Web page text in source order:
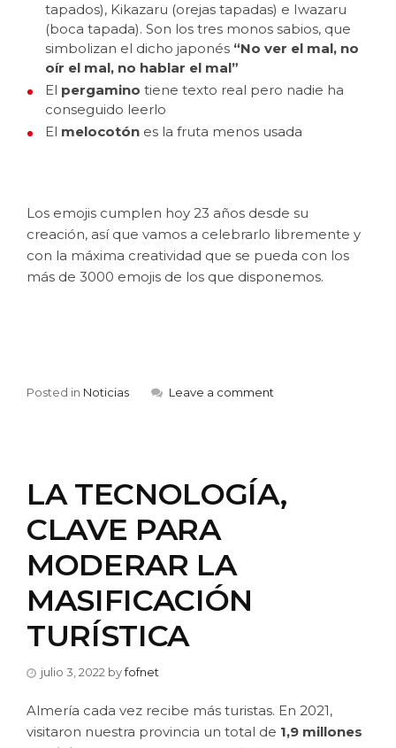
tapados), Kikazaru (orejas tapadas) e Iwazaru
(boca tapada). Son los tres monos sabios, que
simbolizan el dicho japonés “No ver el mal, no
oír el mal, no hablar el mal”
El pergamino tiene texto real pero nadie ha
conseguido leerlo
El melocotón es la fruta menos usada
Los emojis cumplen hoy 23 años desde su
creación, así que vamos a celebrarlo libremente y
con la máxima creatividad que se pueda con los
más de 3000 emojis de los que disponemos.
Posted in Noticias Leave a comment
LA TECNOLOGÍA,
CLAVE PARA
MODERAR LA
MASIFICACIÓN
TURÍSTICA
julio 3, 2022 byfofnet
Almería cada vez recibe más turistas. En 2021,
visitaron nuestra provincia un total de 1,9 millones